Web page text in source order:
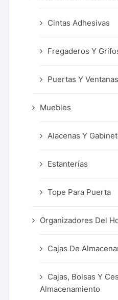
Cintas Adhesivas
Fregaderos Y
Puertas Y Ventanas
Muebles
Alacenas Y
Estanterías
Tope Para Puerta
Organizadores Del
Cajas De
Cajas, Bolsas Y
Almacenamiento